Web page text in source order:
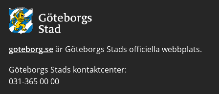
Avsändare:
Göteborgs
Stad
goteborg.seär Göteborgs Stads officiella webbplats.
Göteborgs Stads kontaktcenter:
Telefonnummer
031-365 00 00